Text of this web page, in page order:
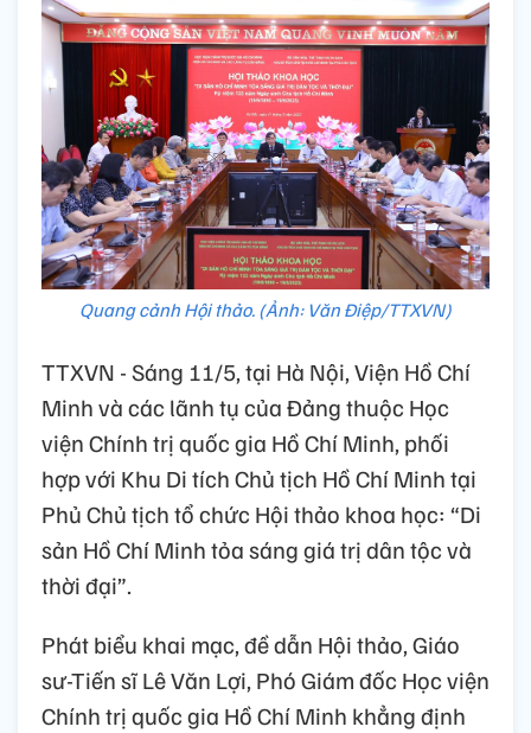
Quang cảnh Hội thảo. (Ảnh: Văn Điệp/TTXVN)
TTXVN - Sáng 11/5, tại Hà Nội, Viện Hồ Chí
Minh và các lãnh tụ của Đảng thuộc Học
viện Chính trị quốc gia Hồ Chí Minh, phối
hợp với Khu Di tích Chủ tịch Hồ Chí Minh tại
Phủ Chủ tịch tổ chức Hội thảo khoa học: “Di
sản Hồ Chí Minh tỏa sáng giá trị dân tộc và
thời đại”.
Phát biểu khai mạc, đề dẫn Hội thảo, Giáo
sư-Tiến sĩ Lê Văn Lợi, Phó Giám đốc Học viện
Chính trị quốc gia Hồ Chí Minh khẳng định